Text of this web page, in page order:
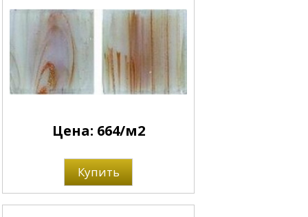
Цена: 664/м2
Купить